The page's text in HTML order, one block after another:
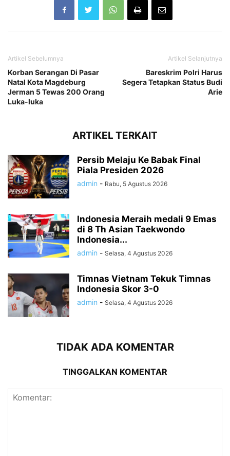
Artikel Sebelumnya
Korban Serangan Di Pasar
Natal Kota Magdeburg
Jerman 5 Tewas 200 Orang
Luka-luka
Artikel Selanjutnya
Bareskrim Polri Harus
Segera Tetapkan Status Budi
Arie
ARTIKEL TERKAIT
Persib Melaju Ke Babak Final
Piala Presiden 2026
admin - Rabu, 5 Agustus 2026
Indonesia Meraih medali 9 Emas
di 8 Th Asian Taekwondo
Indonesia...
admin - Selasa, 4 Agustus 2026
Timnas Vietnam Tekuk Timnas
Indonesia Skor 3-0
admin - Selasa, 4 Agustus 2026
TIDAK ADA KOMENTAR
TINGGALKAN KOMENTAR